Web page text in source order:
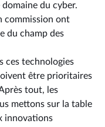
du cyber.
commission ont
du champ des
ces technologies
être prioritaires
tout, les
mettons sur la table
innovations